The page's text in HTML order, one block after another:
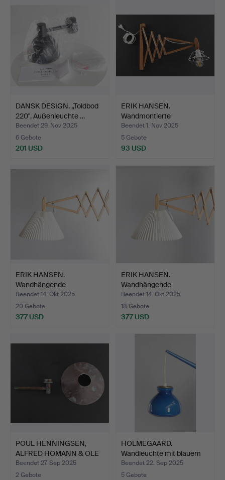
DANSK DESIGN. „Toldbod
220", Außenleuchte …
Beendet 29. Nov 2025
6 Gebote
201 USD
ERIK HANSEN.
Wandmontierte
Scherenlampe au…
Beendet 1. Nov 2025
5 Gebote
93 USD
ERIK HANSEN.
Wandhängende
Scherenlampe aus…
Beendet 14. Okt 2025
20 Gebote
377 USD
ERIK HANSEN.
Wandhängende
Scherenlampe aus…
Beendet 14. Okt 2025
18 Gebote
377 USD
POUL HENNINGSEN,
ALFRED HOMANN & OLE
V. KJ…
Beendet 27. Sep 2025
2 Gebote
HOLMEGAARD.
Wandleuchte mit blauem
Glassch…
Beendet 22. Sep 2025
5 Gebote